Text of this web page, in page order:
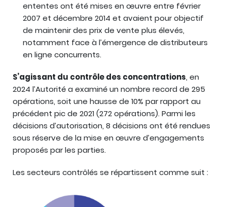
ententes ont été mises en œuvre entre février
2007 et décembre 2014 et avaient pour objectif
de maintenir des prix de vente plus élevés,
notamment face à l’émergence de distributeurs
en ligne concurrents.
S’agissant du contrôle des concentrations, en
2024 l’Autorité a examiné un nombre record de 295
opérations, soit une hausse de 10% par rapport au
précédent pic de 2021 (272 opérations). Parmi les
décisions d’autorisation, 8 décisions ont été rendues
sous réserve de la mise en œuvre d’engagements
proposés par les parties.
Les secteurs contrôlés se répartissent comme suit :